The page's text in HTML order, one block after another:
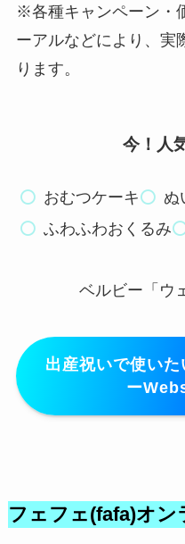
※各種キャンペーン・
ーアルなどにより、実
ります。
今！人
おむつケーキ
ぬ
ふわふわおくるみ
ベルビー「ウ
出産祝いで使い
ー
フェフェ(fafa)オ